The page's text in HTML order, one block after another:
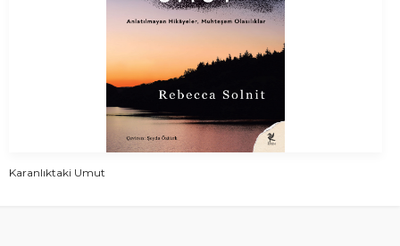
Karanlıktaki Umut